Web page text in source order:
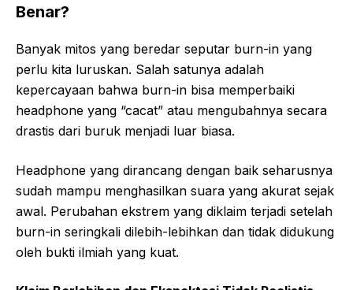
Benar?
Banyak mitos yang beredar seputar burn-in yang
perlu kita luruskan. Salah satunya adalah
kepercayaan bahwa burn-in bisa memperbaiki
headphone yang “cacat” atau mengubahnya secara
drastis dari buruk menjadi luar biasa.
Headphone yang dirancang dengan baik seharusnya
sudah mampu menghasilkan suara yang akurat sejak
awal. Perubahan ekstrem yang diklaim terjadi setelah
burn-in seringkali dilebih-lebihkan dan tidak didukung
oleh bukti ilmiah yang kuat.